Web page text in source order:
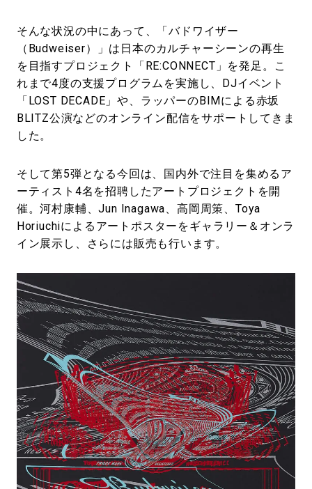
そんな状況の中にあって、「バドワイザー
（Budweiser）」は日本のカルチャーシーンの再生
を目指すプロジェクト「RE:CONNECT」を発足。こ
れまで4度の支援プログラムを実施し、DJイベント
「LOST DECADE」や、ラッパーのBIMによる赤坂
BLITZ公演などのオンライン配信をサポートしてきま
した。
そして第5弾となる今回は、国内外で注目を集めるア
ーティスト4名を招聘したアートプロジェクトを開
催。河村康輔、Jun Inagawa、高岡周策、Toya
Horiuchiによるアートポスターをギャラリー＆オンラ
イン展示し、さらには販売も行います。